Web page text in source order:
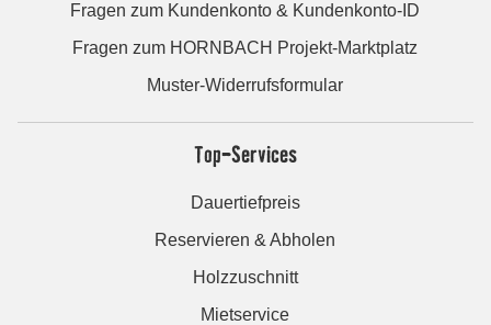
Fragen zum Kundenkonto & Kundenkonto-ID
Fragen zum HORNBACH Projekt-Marktplatz
Muster-Widerrufsformular
Top-Services
Dauertiefpreis
Reservieren & Abholen
Holzzuschnitt
Mietservice